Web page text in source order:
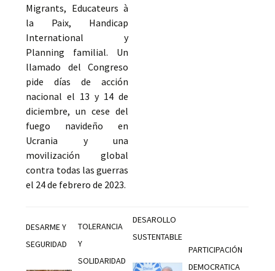
Migrants, Educateurs à
la Paix, Handicap
International y
Planning familial. Un
llamado del Congreso
pide días de acción
nacional el 13 y 14 de
diciembre, un cese del
fuego navideño en
Ucrania y una
movilización global
contra todas las guerras
el 24 de febrero de 2023.
DESARME Y
SEGURIDAD
TOLERANCIA
Y
SOLIDARIDAD
DESAROLLO
SUSTENTABLE
PARTICIPACIÓN
DEMOCRATICA